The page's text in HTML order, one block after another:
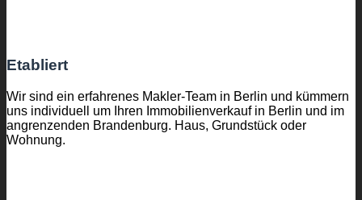
Etabliert
Wir sind ein erfahrenes Makler-Team in Berlin und kümmern
uns individuell um Ihren Immobilienverkauf in Berlin und im
angrenzenden Brandenburg. Haus, Grundstück oder
Wohnung.